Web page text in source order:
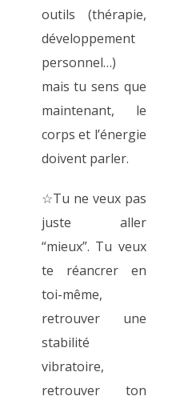
outils (thérapie,
développement
personnel…)
mais tu sens que
maintenant, le
corps et l’énergie
doivent parler.
☆Tu ne veux pas
juste aller
“mieux”. Tu veux
te réancrer en
toi-même,
retrouver une
stabilité
vibratoire,
retrouver ton